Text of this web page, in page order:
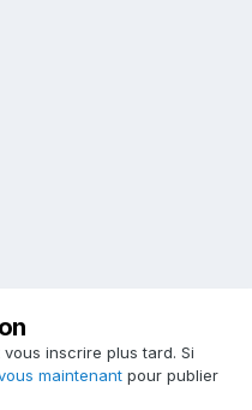
inscrire plus tard. Si
maintenant pour publier